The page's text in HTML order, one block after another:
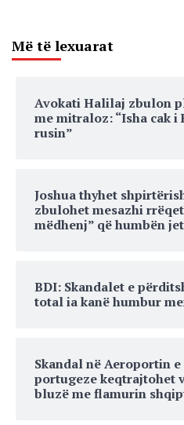
Më të lexuarat
Avokati Halilaj zbulon
me mitraloz: “Isha cak i
rusin”
Joshua thyhet
zbulohet mesazhi
mëdhenj” që humbën
BDI: Skandalet e
total ia kanë humbur
Skandal në Aeroportin
portugeze keqtrajtohet
bluzë me flamurin